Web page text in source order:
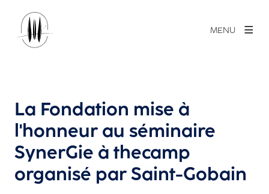
MENU
La Fondation mise à
l'honneur au séminaire
SynerGie à thecamp
organisé par Saint-Gobain